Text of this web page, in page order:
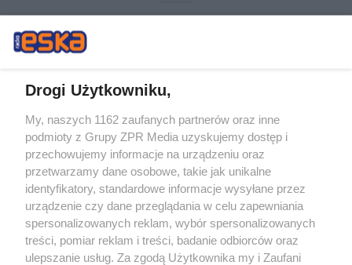
Żaden utwór zamieszczony w serwisie nie może być powielany i
rozpowszechniany lub dalej rozpowszechniany w jakikolwiek sposób (w
tym także elektroniczny lub mechaniczny) na jakimkolwiek polu
eksploatacji w jakiejkolwiek formie, włącznie z umieszczaniem w Internecie
bez pisemnej zgody właściciela praw. Jakiekolwiek użycie lub
wykorzystanie utworów w całości lub w części z naruszeniem prawa, tzn.
bez właściwej zgody, jest zabronione pod groźbą kary i może być ścigane
prawnie.
Drogi Użytkowniku,
My, naszych 1162 zaufanych partnerów oraz inne
podmioty z Grupy ZPR Media uzyskujemy dostęp i
przechowujemy informacje na urządzeniu oraz
przetwarzamy dane osobowe, takie jak unikalne
identyfikatory, standardowe informacje wysyłane przez
urządzenie czy dane przeglądania w celu zapewniania
spersonalizowanych reklam, wybór spersonalizowanych
treści, pomiar reklam i treści, badanie odbiorców oraz
ulepszanie usług. Za zgodą Użytkownika my i Zaufani